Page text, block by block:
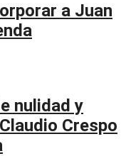
a Juan
nulidad y
Crespo